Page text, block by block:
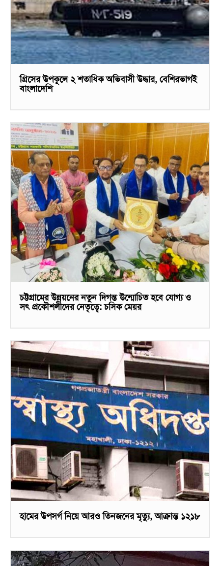
গ্রিসের উপকূলে ২ শতাধিক অভিবাসী উদ্ধার, বেশিরভাগই
বাংলাদেশি
চট্টগ্রামের উন্নয়নের নতুন দিগন্ত উন্মোচিত হবে যোগ্য ও
সৎ প্রকৌশলীদের নেতৃত্বে: চসিক মেয়র
হামের উপসর্গ নিয়ে আরও তিনজনের মৃত্যু, আক্রান্ত ১২১৮